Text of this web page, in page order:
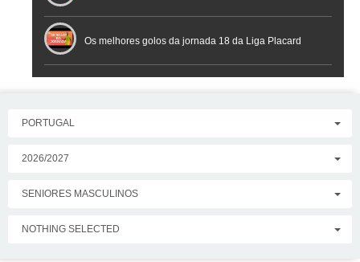
Placard
Os melhores golos da jornada 18 da Liga Placard
PORTUGAL
2026/2027
SENIORES MASCULINOS
NOTHING SELECTED